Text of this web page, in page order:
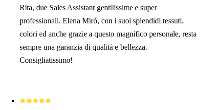
Rita, due Sales Assistant gentilissime e super
professionali. Elena Miró, con i suoi splendidi tessuti,
colori ed anche grazie a questo magnifico personale, resta
sempre una garanzia di qualità e bellezza.
Consigliatissimo!